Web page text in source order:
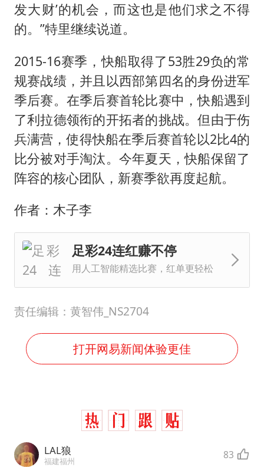
发大财’的机会，而这也是他们求之不得
的。”特里继续说道。
2015-16赛季，快船取得了53胜29负的常
规赛战绩，并且以西部第四名的身份进军
季后赛。在季后赛首轮比赛中，快船遇到
了利拉德领衔的开拓者的挑战。但由于伤
兵满营，使得快船在季后赛首轮以2比4的
比分被对手淘汰。今年夏天，快船保留了
阵容的核心团队，新赛季欲再度起航。
作者：木子李
足彩24连红赚不停
用人工智能精选比赛，红单更轻松
责任编辑：黄智伟_NS2704
打开网易新闻体验更佳
LAL狼
福建福州 83